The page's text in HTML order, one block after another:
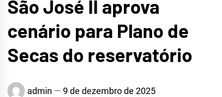
São José II aprova
cenário para Plano de
Secas do reservatório
admin 9 de dezembro de 2025